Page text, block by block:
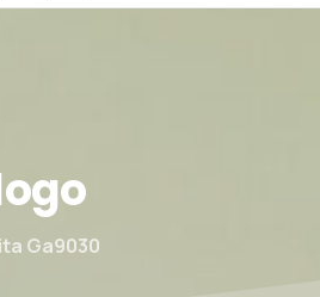
Ga9030